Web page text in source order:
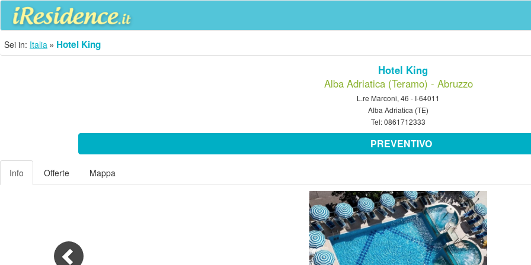
Sei in: Italia Hotel King
Hotel King
Alba Adriatica (Teramo) - Abruzzo
L.re Marconi, 46 - I-64011
Alba Adriatica (TE)
Tel:0861712333
PREVENTIVO
Info Offerte Mappa